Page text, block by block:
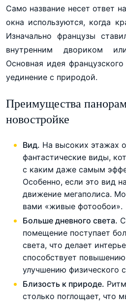
Само название несет ответ
окна используются, когда
Изначально французы
внутренним двориком
Основная идея
уединение с природой.
Преимущества
новостройке
Вид. На высоких этажах
фантастические виды,
с каким даже самым
Особенно, если это вид
движение мегаполиса.
вами «живые фотообои».
Больше дневного света.
помещение поступает
света, что делает
способствует
улучшению физического
Близость к природе.
столько поглощает, что